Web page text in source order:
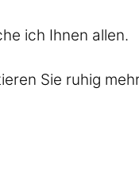
ich Ihnen allen.
Sie ruhig